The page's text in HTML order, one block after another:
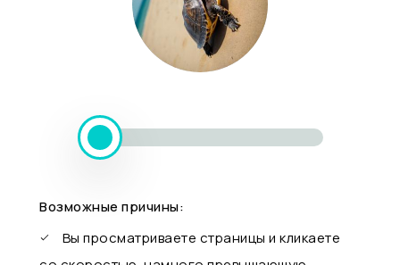
Возможные причины:
Вы просматриваете страницы и кликаете